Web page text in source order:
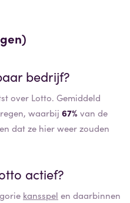
bedrijf?
over Lotto. Gemiddeld
waarbij 67% van de
dat ze hier weer zouden
actief?
kansspel en daarbinnen